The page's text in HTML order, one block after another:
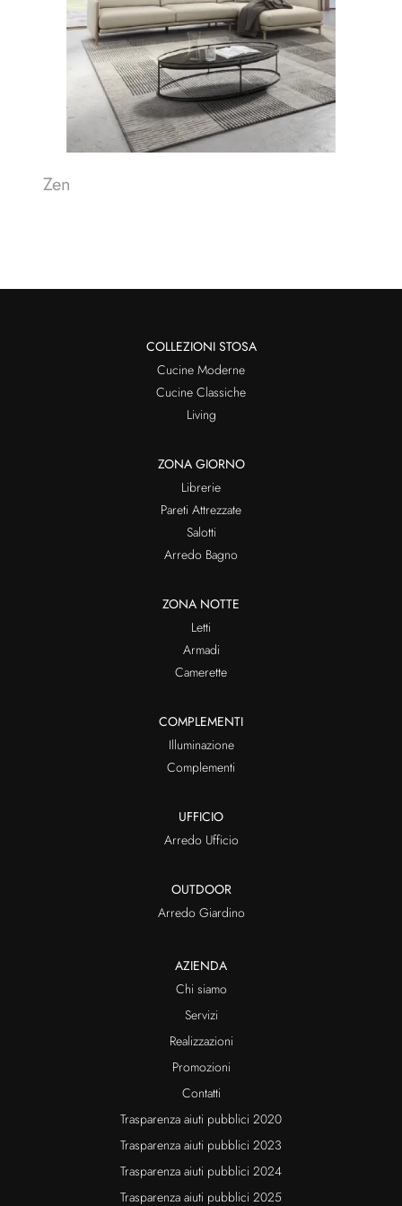
Zen
COLLEZIONI STOSA
Cucine Moderne
Cucine Classiche
Living
ZONA GIORNO
Librerie
Pareti Attrezzate
Salotti
Arredo Bagno
ZONA NOTTE
Letti
Armadi
Camerette
COMPLEMENTI
Illuminazione
Complementi
UFFICIO
Arredo Ufficio
OUTDOOR
Arredo Giardino
AZIENDA
Chi siamo
Servizi
Realizzazioni
Promozioni
Contatti
Trasparenza aiuti pubblici 2020
Trasparenza aiuti pubblici 2023
Trasparenza aiuti pubblici 2024
Trasparenza aiuti pubblici 2025